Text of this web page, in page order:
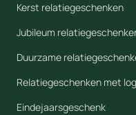
Kerst relatiegeschenken
Jubileum
Duurzame
Relatiegeschenken met
Eindejaarsgeschenk